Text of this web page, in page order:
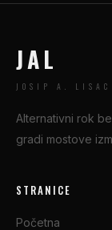
JAL
JOSIP A. LISAC
Alternativni rok
gradi mostove
STRANICE
Početna